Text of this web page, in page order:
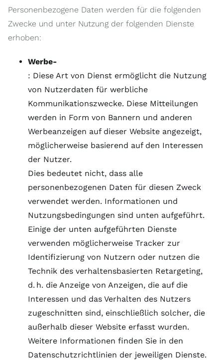
Personenbezogene Daten werden für die folgenden
Zwecke und unter Nutzung der folgenden Dienste
erhoben:
Werbe-
: Diese Art von Dienst ermöglicht die Nutzung
von Nutzerdaten für werbliche
Kommunikationszwecke. Diese Mitteilungen
werden in Form von Bannern und anderen
Werbeanzeigen auf dieser Website angezeigt,
möglicherweise basierend auf den Interessen
der Nutzer.
Dies bedeutet nicht, dass alle
personenbezogenen Daten für diesen Zweck
verwendet werden. Informationen und
Nutzungsbedingungen sind unten aufgeführt.
Einige der unten aufgeführten Dienste
verwenden möglicherweise Tracker zur
Identifizierung von Nutzern oder nutzen die
Technik des verhaltensbasierten Retargeting,
d. h. die Anzeige von Anzeigen, die auf die
Interessen und das Verhalten des Nutzers
zugeschnitten sind, einschließlich solcher, die
außerhalb dieser Website erfasst wurden.
Weitere Informationen finden Sie in den
Datenschutzrichtlinien der jeweiligen Dienste.